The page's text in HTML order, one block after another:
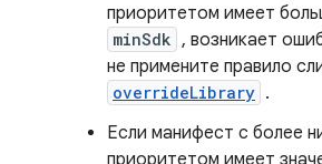
приоритетом имеет
minSdk , возникает
не примените правило
overrideLibrary .
Если манифест с более